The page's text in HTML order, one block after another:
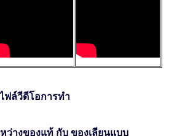
ฟล์วีดีโอการทำ
ว่างของแท้ กับ ของเลียนแบบ